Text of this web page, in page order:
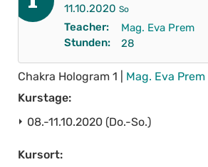
11.10.2020 So
Teacher:
Mag. Eva Prem
Stunden:
28
Chakra Hologram 1 | Mag. Eva Prem|
Kurstage:
08.-11.10.2020 (Do.-So.)
Kursort: